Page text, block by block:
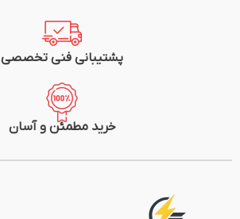
پشتیبانی فنی تخصصی
خرید مطمئن و آسان